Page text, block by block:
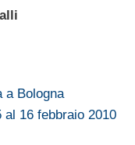
a Bologna
al 16 febbraio 2010